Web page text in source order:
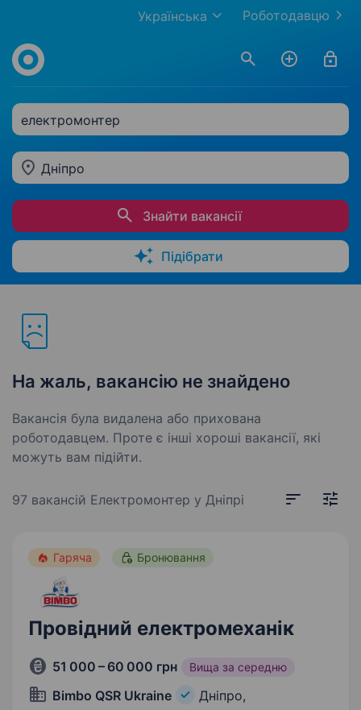
Роботодавцю
Українська
електромонтер
Дніпро
Знайти вакансії
Підібрати
На жаль, вакансію не знайдено
Вакансія була видалена або прихована
роботодавцем. Проте є інші хороші вакансії, які
можуть вам підійти.
97 вакансій Електромонтер у Дніпрі
Гаряча Бронювання
Провідний електромеханік
51 000 – 60 000 грн Вища за середню
Bimbo QSR Ukraine
Дніпро,